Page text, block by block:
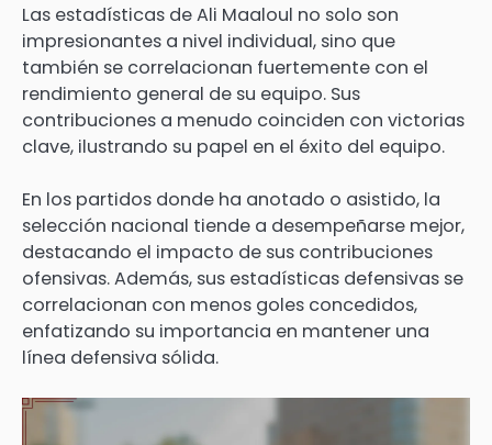
Las estadísticas de Ali Maaloul no solo son
impresionantes a nivel individual, sino que
también se correlacionan fuertemente con el
rendimiento general de su equipo. Sus
contribuciones a menudo coinciden con victorias
clave, ilustrando su papel en el éxito del equipo.
En los partidos donde ha anotado o asistido, la
selección nacional tiende a desempeñarse mejor,
destacando el impacto de sus contribuciones
ofensivas. Además, sus estadísticas defensivas se
correlacionan con menos goles concedidos,
enfatizando su importancia en mantener una
línea defensiva sólida.